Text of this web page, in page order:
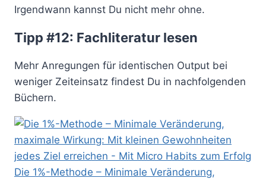
Irgendwann kannst Du nicht mehr ohne.
Tipp #12: Fachliteratur lesen
Mehr Anregungen für identischen Output bei
weniger Zeiteinsatz findest Du in nachfolgenden
Büchern.
Die 1%-Methode – Minimale Veränderung,